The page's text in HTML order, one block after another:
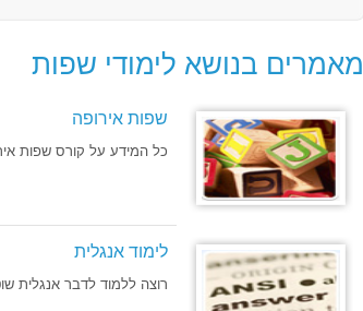
מאמרים בנושא לימודי שפות
שפות אירופה
כל המידע על קורס שפות
לימוד אנגלית
רוצה ללמוד לדבר אנגלית